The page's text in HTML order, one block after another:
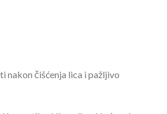
nakon čišćenja lica i pažljivo